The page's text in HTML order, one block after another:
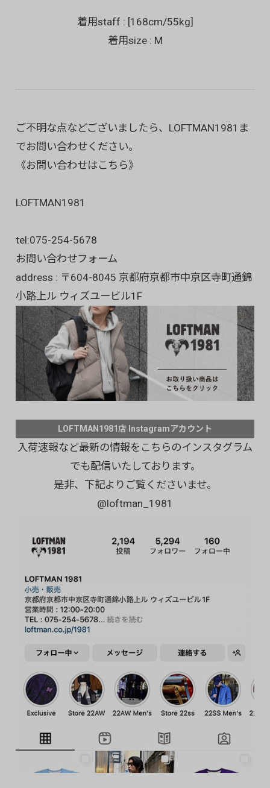
着用staff : [168cm/55kg]
着用size : M
ご不明な点などございましたら、LOFTMAN1981ま
でお問い合わせください。
《お問い合わせはこちら》
LOFTMAN1981
tel:075-254-5678
お問い合わせフォーム
address : 〒604-8045 京都府京都市中京区寺町通錦
小路上ル ウィズユービル1F
LOFTMAN1981店 Instagramアカウント
入荷速報など最新の情報をこちらのインスタグラム
でも配信いたしております。
是非、下記よりご覧くださいませ。
@loftman_1981